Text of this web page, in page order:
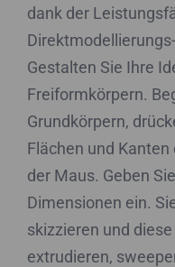
dank der
Gestalten Sie Ihre
Freiformkörpern.
Grundkörpern,
Flächen und
der Maus. Geben
Dimensionen ein.
skizzieren und
extrudieren,